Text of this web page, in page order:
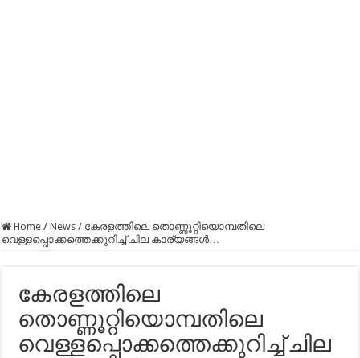
Home / News / കേരളത്തിലെ തൊണ്ണൂറ്റിയൊമ്പതിലെ
വെള്ളപ്പൊക്കത്തെക്കുറിച്ച് ചില കാര്യങ്ങള്‍…
കേരളത്തിലെ
തൊണ്ണൂറ്റിയൊമ്പതിലെ
വെള്ളപ്പൊക്കത്തെക്കുറിച്ച് ചില